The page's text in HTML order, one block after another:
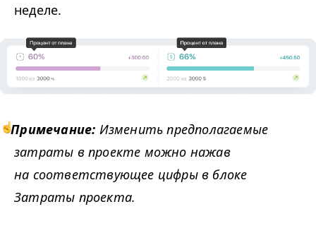
неделе.
Примечание: Изменить предполагаемые
затраты в проекте можно нажав
на соответствующее цифры в блоке
Затраты проекта.